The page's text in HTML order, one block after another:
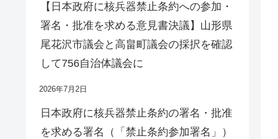
【日本政府に核兵器禁止条約への参加・
署名・批准を求める意見書決議】山形県
尾花沢市議会と高畠町議会の採択を確認
して756自治体議会に
2026年7月2日
日本政府に核兵器禁止条約の署名・批准
を求める署名（「禁止条約参加署名」）